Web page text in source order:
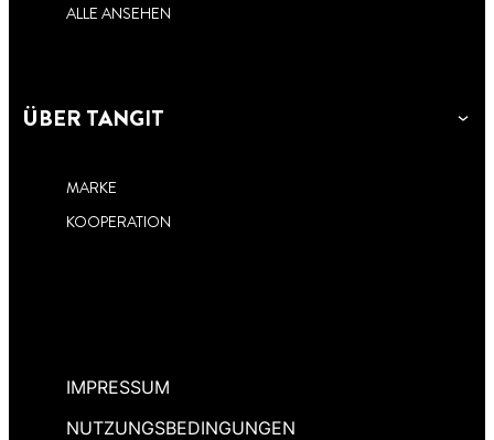
ALLE ANSEHEN
ÜBER TANGIT
MARKE
KOOPERATION
IMPRESSUM
NUTZUNGSBEDINGUNGEN